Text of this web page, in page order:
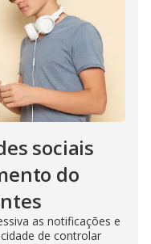
sociais
do
as notificações e
de controlar